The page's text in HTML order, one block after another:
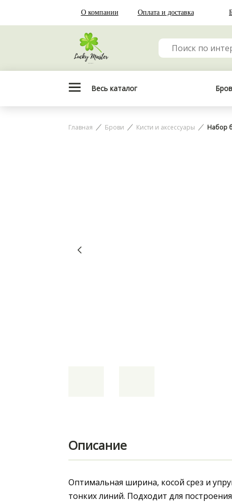
Главная Брови Кисти и аксессуары Набор
Описание
Оптимальная ширина, косой срез и
тонких линий. Подходит для
О компании Оплата и доставка
Весь каталог